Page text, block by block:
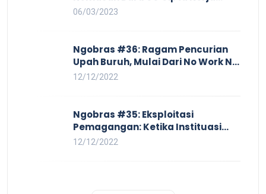
yang Semakin Merugikan Buruh
06/03/2023
Ngobras #36: Ragam Pencurian
Upah Buruh, Mulai Dari No Work No
Pay Hingga Skorsing
12/12/2022
Ngobras #35: Eksploitasi
Pemagangan: Ketika Instituasi
Pendidikan Tunduk pada Hilir
12/12/2022